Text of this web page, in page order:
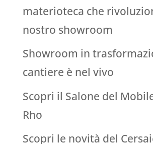
materioteca che
nostro showroom
Showroom in
cantiere è nel vivo
Scopri il Salone del
Rho
Scopri le novità del